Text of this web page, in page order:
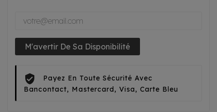
M'avertir De Sa Disponibilité
Payez En Toute Sécurité Avec
Bancontact, Mastercard, Visa, Carte Bleu